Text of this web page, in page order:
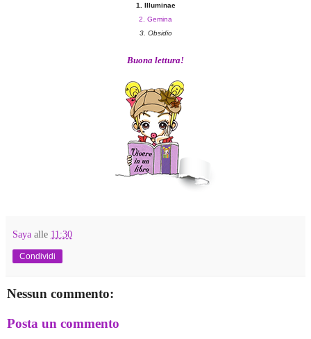
1. Illuminae
2. Gemina
3. Obsidio
Buona lettura!
Saya alle 11:30
Condividi
Nessun commento:
Posta un commento